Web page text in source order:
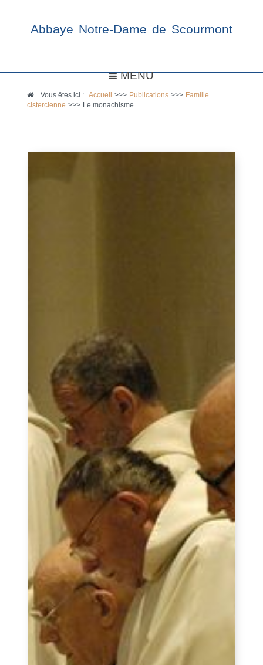
Abbaye Notre-Dame de Scourmont
MENU
Vous êtes ici :Accueil >>> Publications >>> Famille
cistercienne >>> Le monachisme